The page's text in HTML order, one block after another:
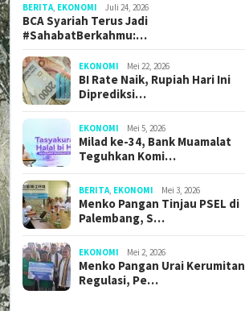
BERITA EKONOMI Juli 24, 2026
BCA Syariah Terus Jadi
#SahabatBerkahmu:…
EKONOMI Mei 22, 2026
BI Rate Naik, Rupiah Hari Ini
Diprediksi…
EKONOMI Mei 5, 2026
Milad ke-34, Bank Muamalat
Teguhkan Komi…
BERITA EKONOMI Mei 3, 2026
Menko Pangan Tinjau PSEL di
Palembang, S…
EKONOMI Mei 2, 2026
Menko Pangan Urai Kerumitan
Regulasi, Pe…